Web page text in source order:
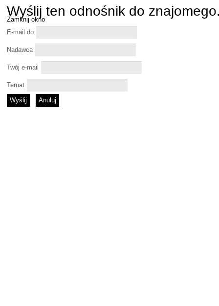
Wyślij ten odnośnik do
Zamknij okno
E-mail do
Nadawca
Twój e-mail
Temat
Wyślij Anuluj